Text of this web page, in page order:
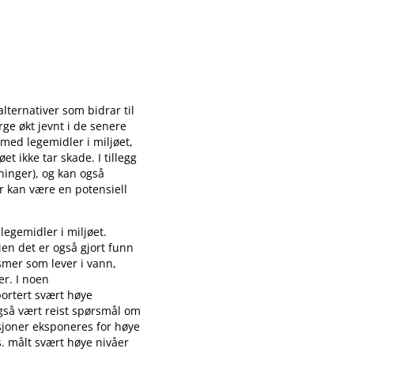
som bidrar til
økt jevnt i de senere
legemidler i miljøet,
ikke tar skade. I tillegg
og kan også
kan være en potensiell
i miljøet.
det er også gjort funn
som lever i vann,
I noen
svært høye
vært reist spørsmål om
eksponeres for høye
målt svært høye nivåer